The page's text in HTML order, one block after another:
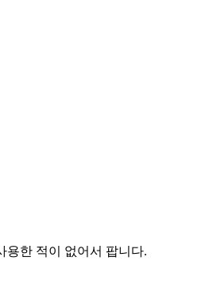
용한 적이 없어서 팝니다.